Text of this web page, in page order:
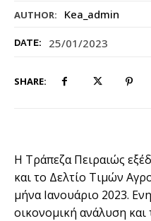
AUTHOR: Kea_admin
DATE: 25/01/2023
SHARE:
H Τράπεζα Πειραιώς
και το Δελτίο Τιμών
μήνα Ιανουάριο 2023.
οικονομική ανάλυση και